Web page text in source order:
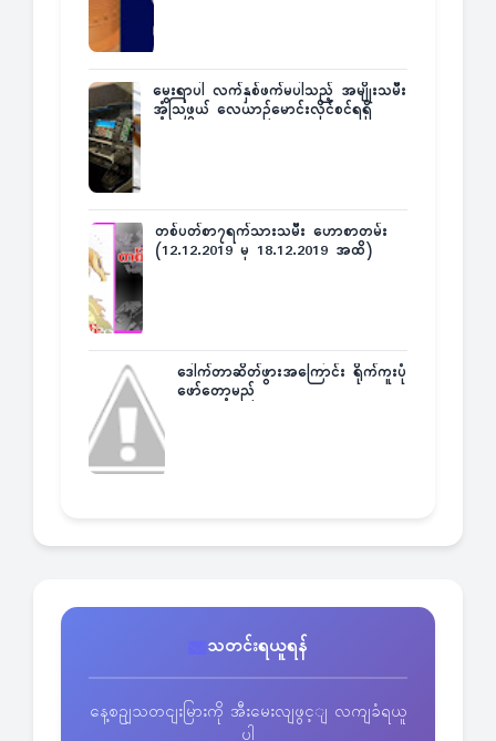
မွေးရာပါ လက်နှစ်ဖက်မပါသည့် အမျိုးသမီး
အံ့သြဖွယ် လေယာဉ်မောင်းလိုင်စင်ရရှိ
တစ်ပတ်စာ၇ရက်သားသမီး ဟောစာတမ်း
(12.12.2019 မှ 18.12.2019 အထိ)
ဒေါက်တာဆိတ်ဖွားအကြောင်း ရိုက်ကူးပုံ
ဖော်တော့မည်
သတင်းရယူရန်
နေ့စဥျသတငျးမြားကို အီးမေးလျဖွင့ျ လကျခံရယူ
ပါ